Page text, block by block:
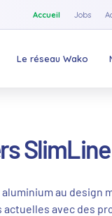
Accueil Jobs
Le réseau Wako
au design
avec des